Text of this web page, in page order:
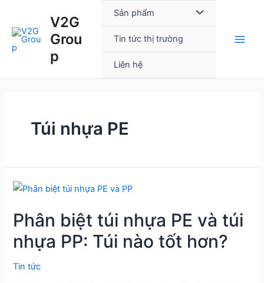
content
V2G
Grou
p
Sản phẩm Menu
Tin tức thị trường
Liên hệ
Túi nhựa PE
Phân biệt túi nhựa PE và túi
nhựa PP: Túi nào tốt hơn?
Tin tức
Phân
túi
nhựa
PE
và